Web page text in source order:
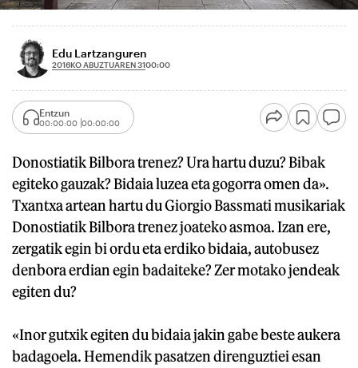
Edu Lartzanguren
2016KO ABUZTUAREN 3100:00
Entzun
00:00:00 00:00:00
Donostiatik Bilbora trenez? Ura hartu duzu? Bibak
egiteko gauzak? Bidaia luzea eta gogorra omen da».
Txantxa artean hartu du Giorgio Bassmati musikariak
Donostiatik Bilbora trenez joateko asmoa. Izan ere,
zergatik egin bi ordu eta erdiko bidaia, autobusez
denbora erdian egin badaiteke? Zer motako jendeak
egiten du?
«Inor gutxik egiten du bidaia jakin gabe beste aukera
badagoela. Hemendik pasatzen direnguztiei esan